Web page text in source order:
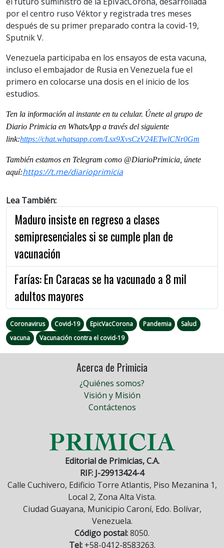
por el centro ruso Véktor y registrada tres meses
después de su primer preparado contra la covid-19,
Sputnik V.
Venezuela participaba en los ensayos de esta vacuna,
incluso el embajador de Rusia en Venezuela fue el
primero en colocarse una dosis en el inicio de los
estudios.
Ten la información al instante en tu celular. Únete al grupo de
Diario Primicia en WhatsApp a través del siguiente
link:https://chat.whatsapp.com/Lsx9XvsCzV24ETwlCNr0Gm
También estamos en Telegram como @DiarioPrimicia, únete
aquí:https://t.me/diarioprimicia
Lea También:
Maduro insiste en regreso a clases
semipresenciales si se cumple plan de
vacunación
Farías: En Caracas se ha vacunado a 8 mil
adultos mayores
Coronavirus Covid-19 EpicVacCorona Pandemia
Salud
vacuna
Vacunación contra el covid-19
Acerca de Primicia
¿Quiénes somos?
Visión y Misión
Contáctenos
Editorial de Primicias, C.A.
RIF: J-29913424-4
Calle Cuchivero, Edificio Torre Atlantis, Piso Mezanina 1,
Local 2, Zona Alta Vista.
Ciudad Guayana, Municipio Caroní, Edo. Bolívar,
Venezuela.
Código postal:8050.
Tel:+58-0412-8583263.